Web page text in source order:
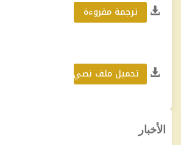
ترجمة مقروءة
تحميل ملف نصي
الأخبار